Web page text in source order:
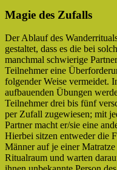
Magie des Zufalls
Der Ablauf des
gestaltet, dass es die bei
manchmal schwierige
Teilnehmer eine
folgender Weise vermeidet.
aufbauenden Übungen
Teilnehmer drei bis fünf
per Zufall zugewiesen; mit
Partner macht er/sie eine
Hierbei sitzen entweder die
Männer auf je einer
Ritualraum und warten